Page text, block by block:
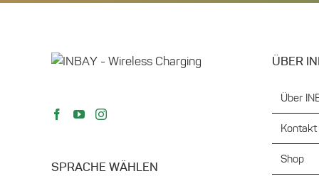
SPRACHE WÄHLEN
ÜBER
Über
Kontakt
Shop